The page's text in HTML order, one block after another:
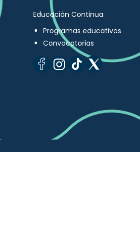
Educación Continua
Programas educativos
Convocatorias